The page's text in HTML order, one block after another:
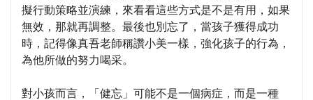
擬行動策略並演練，來看看這些方式是不是有用，如果
無效，那就再調整。最後也別忘了，當孩子獲得成功
時，記得像真吾老師稱讚小美一樣，強化孩子的行為，
為他所做的努力喝采。
對小孩而言，「健忘」可能不是一個病症，而是一種